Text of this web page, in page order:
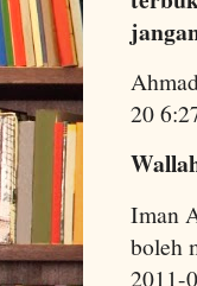
20
Iman
boleh
2011-